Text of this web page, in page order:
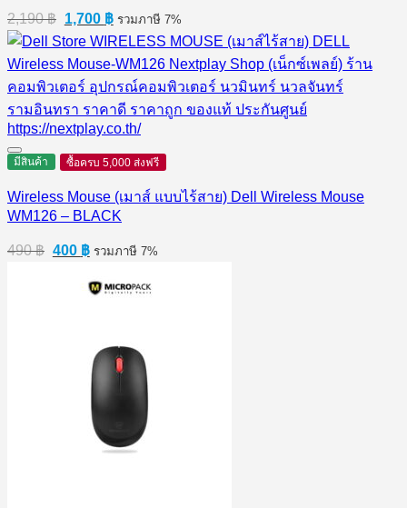
2,190฿ Original
price
was:
2,190 ฿.
1,700 ฿Current
price
is:
1,700 ฿.
รวมภาษี 7%
มีสินค้า ซื้อครบ 5,000 ส่งฟรี
Wireless Mouse (เมาส์ แบบไร้สาย) Dell Wireless Mouse
WM126 – BLACK
490฿ Original
price
490 ฿.
400 ฿Current
price
is:
400 ฿.
รวมภาษี 7%